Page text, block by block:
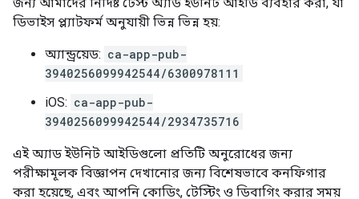
ডিভাইস প্ল্যাটফর্ম অনুযায়ী ভিন্ন ভিন্ন হয়:
অ্যান্ড্রয়েড: ca-app-pub-
3940256099942544/6300978111
iOS: ca-app-pub-
3940256099942544/2934735716
এই অ্যাড ইউনিট আইডিগুলো প্রতিটি অনুরোধের জন্য
পরীক্ষামূলক বিজ্ঞাপন দেখানোর জন্য বিশেষভাবে কনফিগার
করা হয়েছে, এবং আপনি কোডিং, টেস্টিং ও ডিবাগিং করার সময়